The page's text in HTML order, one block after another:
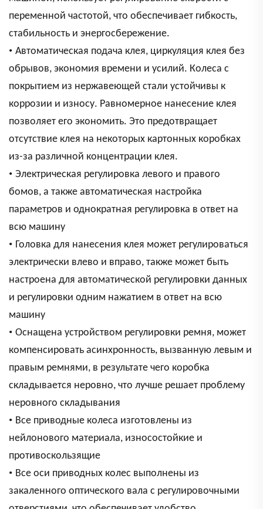
переменной частотой, что обеспечивает гибкость,
стабильность и энергосбережение.
• Автоматическая подача клея, циркуляция клея без
обрывов, экономия времени и усилий. Колеса с
покрытием из нержавеющей стали устойчивы к
коррозии и износу. Равномерное нанесение клея
позволяет его экономить. Это предотвращает
отсутствие клея на некоторых картонных коробках
из-за различной концентрации клея.
• Электрическая регулировка левого и правого
бомов, а также автоматическая настройка
параметров и однократная регулировка в ответ на
всю машину
• Головка для нанесения клея может регулироваться
электрически влево и вправо, также может быть
настроена для автоматической регулировки данных
и регулировки одним нажатием в ответ на всю
машину
• Оснащена устройством регулировки ремня, может
компенсировать асинхронность, вызванную левым и
правым ремнями, в результате чего коробка
складывается неровно, что лучше решает проблему
неровного складывания
• Все приводные колеса изготовлены из
нейлонового материала, износостойкие и
противоскользящие
• Все оси приводных колес выполнены из
закаленного оптического вала с регулировочными